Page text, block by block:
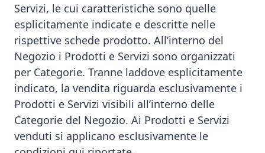
Servizi, le cui caratteristiche sono quelle
esplicitamente indicate e descritte nelle
rispettive schede prodotto. All’interno del
Negozio i Prodotti e Servizi sono organizzati
per Categorie. Tranne laddove esplicitamente
indicato, la vendita riguarda esclusivamente i
Prodotti e Servizi visibili all’interno delle
Categorie del Negozio. Ai Prodotti e Servizi
venduti si applicano esclusivamente le